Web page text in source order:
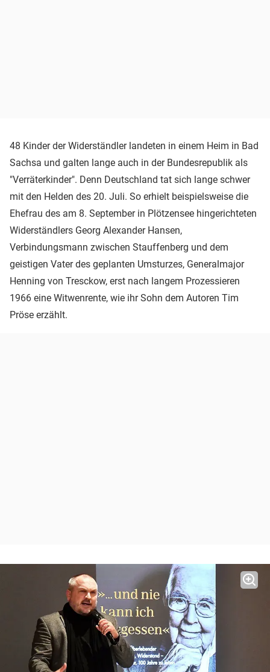
48 Kinder der Widerständler landeten in einem Heim in Bad
Sachsa und galten lange auch in der Bundesrepublik als
"Verräterkinder". Denn Deutschland tat sich lange schwer
mit den Helden des 20. Juli. So erhielt beispielsweise die
Ehefrau des am 8. September in Plötzensee hingerichteten
Widerständlers Georg Alexander Hansen,
Verbindungsmann zwischen Stauffenberg und dem
geistigen Vater des geplanten Umsturzes, Generalmajor
Henning von Tresckow, erst nach langem Prozessieren
1966 eine Witwenrente, wie ihr Sohn dem Autoren Tim
Pröse erzählt.